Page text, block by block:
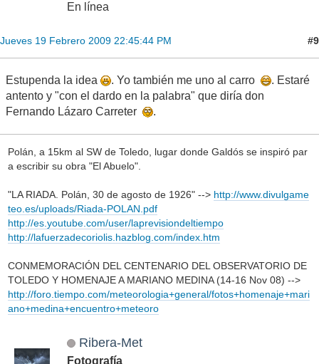
En línea
Jueves 19 Febrero 2009 22:45:44 PM #9
Estupenda la idea . Yo también me uno al carro
. Estaré
antento y "con el dardo en la palabra" que diría don
Fernando Lázaro Carreter
.
Polán, a 15km al SW de Toledo, lugar donde Galdós se inspiró par
a escribir su obra "El Abuelo".
"LA RIADA. Polán, 30 de agosto de 1926" --> http://www.divulgame
teo.es/uploads/Riada-POLAN.pdf
http://es.youtube.com/user/laprevisiondeltiempo
http://lafuerzadecoriolis.hazblog.com/index.htm
CONMEMORACIÓN DEL CENTENARIO DEL OBSERVATORIO DE
TOLEDO Y HOMENAJE A MARIANO MEDINA (14-16 Nov 08) -->
http://foro.tiempo.com/meteorologia+general/fotos+homenaje+mari
ano+medina+encuentro+meteoro
Ribera-Met
Fotografía